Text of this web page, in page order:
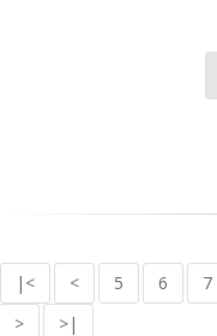
|< < 5 6 7
>
>|